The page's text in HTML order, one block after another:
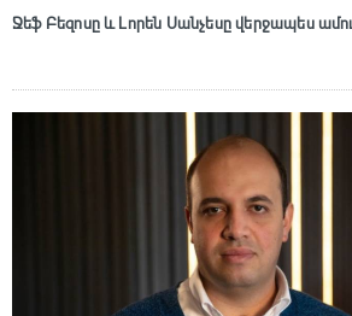
Ջեֆ Բեզոսը և Լորեն Սանչեսը վերջապես